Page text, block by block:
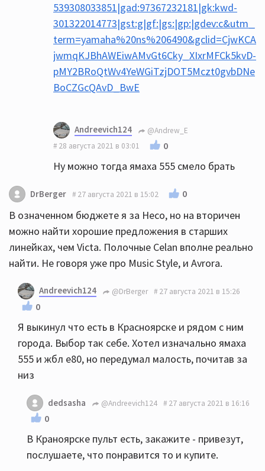
539308033851|gad:97367232181|gk:kwd-
301322014773|gst:g|gf:|gs:|gp:|gdev:c&utm_
term=yamaha%20ns%206490&gclid=CjwKCA
jwmqKJBhAWEiwAMvGt6Cky_XIxrMFCk5kvD-
pMY2BRoQtWv4YeWGiTzjDOT5Mczt0gvbDNe
BoCZGcQAvD_BwE
Andreevich124
@Andrew_E
28 августа 2021 в 03:01
0
Ну можно тогда ямаха 555 смело брать
DrBerger 27 августа 2021 в 15:02 0
В означенном бюджете я за Heco, но на вторичен
можно найти хорошие предложения в старших
линейках, чем Victa. Полочные Celan вполне реально
найти. Не говоря уже про Music Style, и Avrora.
Andreevich124 @DrBerger 27 августа 2021 в 15:26
0
Я выкинул что есть в Красноярске и рядом с ним
города. Выбор так себе. Хотел изначально ямаха
555 и жбл е80, но передумал малость, почитав за
низ
dedsasha @Andreevich124 27 августа 2021 в 16:16
0
В Краноярске пульт есть, закажите - привезут,
послушаете, что понравится то и купите.